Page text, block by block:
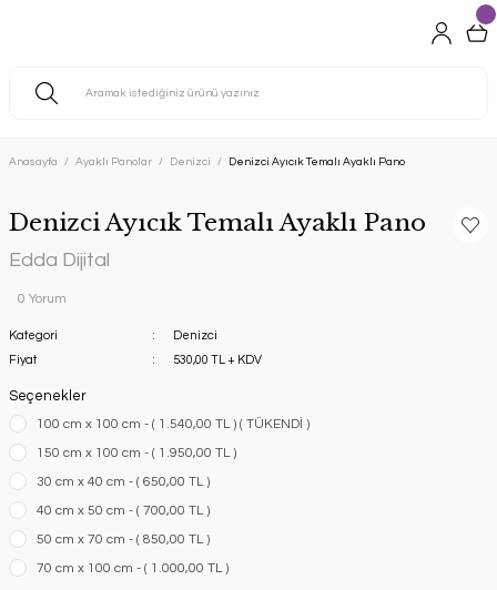
Anasayfa Ayaklı Panolar Denizci Denizci Ayıcık Temalı Ayaklı Pano
Denizci Ayıcık Temalı Ayaklı Pano
Edda Dijital
0 Yorum
Kategori
Denizci
Fiyat
530,00 TL + KDV
Seçenekler
100 cm x 100 cm - ( 1.540,00 TL ) ( TÜKENDİ )
150 cm x 100 cm - ( 1.950,00 TL )
30 cm x 40 cm - ( 650,00 TL )
40 cm x 50 cm - ( 700,00 TL )
50 cm x 70 cm - ( 850,00 TL )
70 cm x 100 cm - ( 1.000,00 TL )